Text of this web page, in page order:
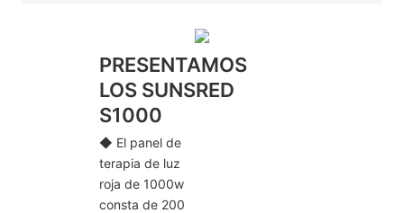
PRESENTAMOS
LOS SUNSRED
S1000
◆ El panel de
terapia de luz
roja de 1000w
consta de 200